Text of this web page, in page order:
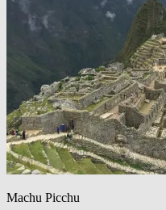
Machu Picchu